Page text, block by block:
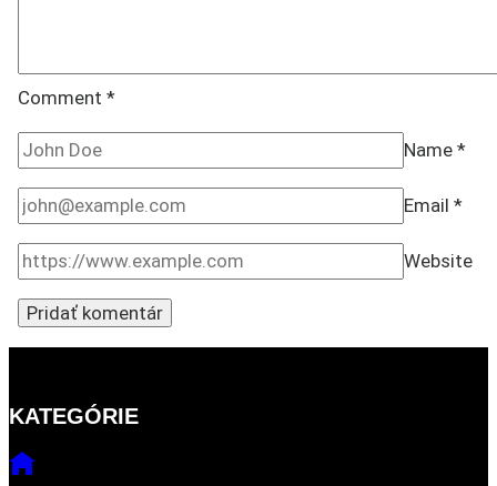
Comment *
Name *
Email *
Website
KATEGÓRIE